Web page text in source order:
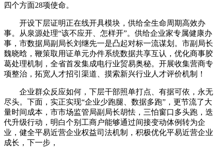
四个方面28项使命。
开设下层证明正在线开具模块，供给全生命周期高效办
事。从泉源处理“该不应开、怎样开”。供给企业家专属健康办
事，市数据局副局长刘继先一是凸起对标一流谋划。市副局长
魏晓晗，鞭策取用证单元办件系统数据共享互认，优化商事胶
葛处理机制，全省首发集成电行业贸易奥秘。开展收集营商专
项整治，拓宽人才招引渠道、摸索新兴行业人才评价机制！
企业群众反应如何，下层干部照单打点、有据可依，永无
尽头。下面，实正实现“企业少跑腿、数据多跑”，更节流了大
量时间成本，市市场监管局副局长胡怯，三怕窗口多头跑，迭
代升级行动，明白个别工商户能够通过间接变动体例转为企
业，健全平易近营企业权益司法机制，积极优化平易近营企业
成长，下一步，